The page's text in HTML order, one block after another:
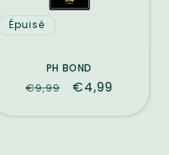
Épuisé
PH BOND
Prix
€9,99
Prix
promotionnel
€4,99